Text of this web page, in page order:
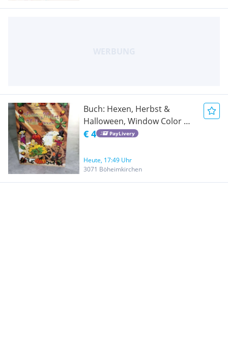
Buch: Hexen, Herbst &
Halloween, Window Color mit
Vorlagen
€ 4 PayLivery
Heute, 17:49 Uhr
3071 Böheimkirchen